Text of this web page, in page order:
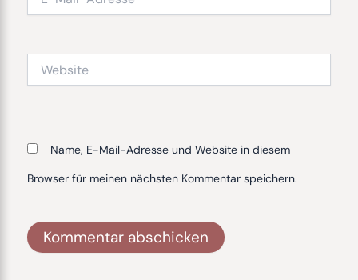
Mail-
Name, E-Mail-Adresse und Website in diesem
Browser für meinen nächsten Kommentar speichern.